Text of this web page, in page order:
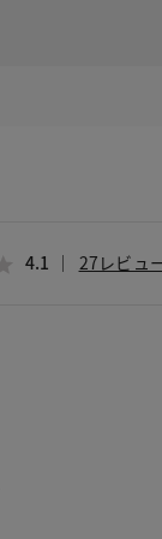
4.1 27レビュ